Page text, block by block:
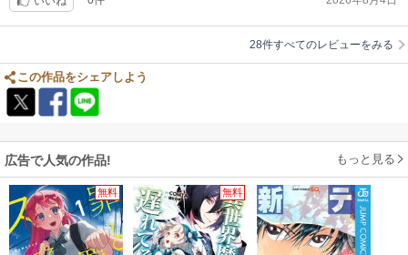
28件すべてのレビューをみる
この作品をシェアしよう
広告で人気の作品! もっと見る
無料 無料